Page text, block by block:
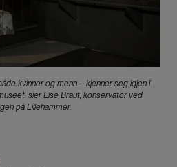
kvinner og menn – kjenner seg igjen i
sier Else Braut, konservator ved
på Lillehammer.